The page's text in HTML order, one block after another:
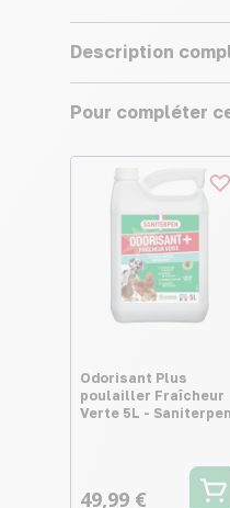
Description
Pour compléter
Odorisant Plus
poulailler Fraîcheur
Verte 5L - Saniterpen
49,99 €